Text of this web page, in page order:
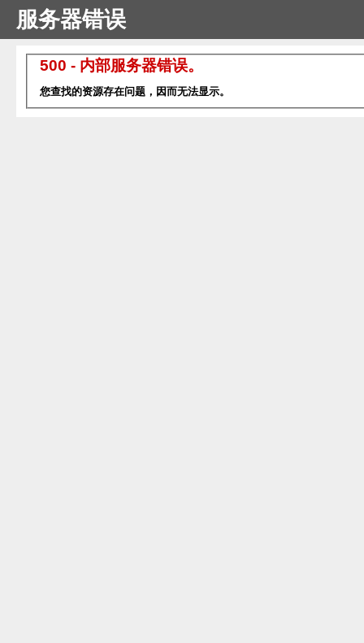
服务器错误
500 - 内部服务器错误。
您查找的资源存在问题，因而无法显示。